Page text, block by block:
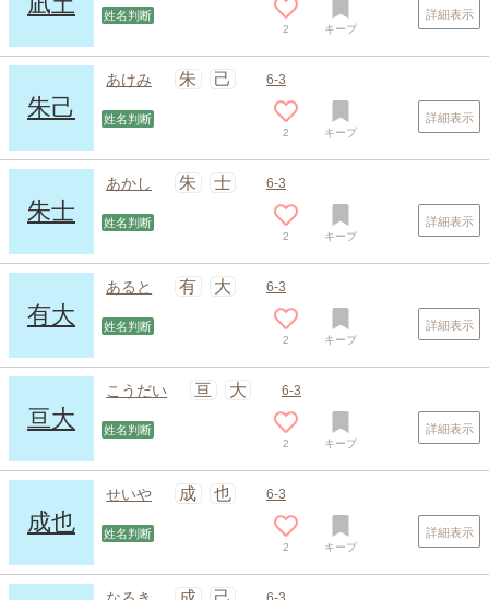
姓名判断
2 キープ
詳細表示
朱己
あけみ 朱 己 6-3
姓名判断
2 キープ
詳細表示
朱士
あかし 朱 士 6-3
姓名判断
2 キープ
詳細表示
有大
あると 有 大 6-3
姓名判断
2 キープ
詳細表示
亘大
こうだい 亘 大 6-3
姓名判断
2 キープ
詳細表示
成也
せいや 成 也 6-3
姓名判断
2 キープ
詳細表示